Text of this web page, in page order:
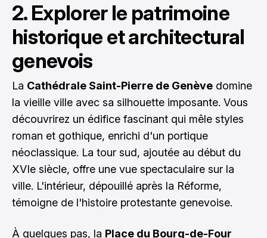
2. Explorer le patrimoine
historique et architectural
genevois
La Cathédrale Saint-Pierre de Genève domine
la vieille ville avec sa silhouette imposante. Vous
découvrirez un édifice fascinant qui mêle styles
roman et gothique, enrichi d'un portique
néoclassique. La tour sud, ajoutée au début du
XVIe siècle, offre une vue spectaculaire sur la
ville. L'intérieur, dépouillé après la Réforme,
témoigne de l'histoire protestante genevoise.
À quelques pas, la Place du Bourg-de-Four